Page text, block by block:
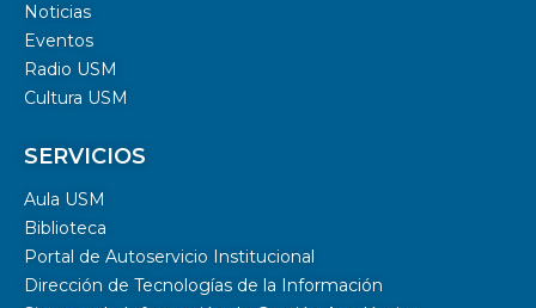
Noticias
Eventos
Radio USM
Cultura USM
SERVICIOS
Aula USM
Biblioteca
Portal de Autoservicio Institucional
Dirección de Tecnologías de la Información